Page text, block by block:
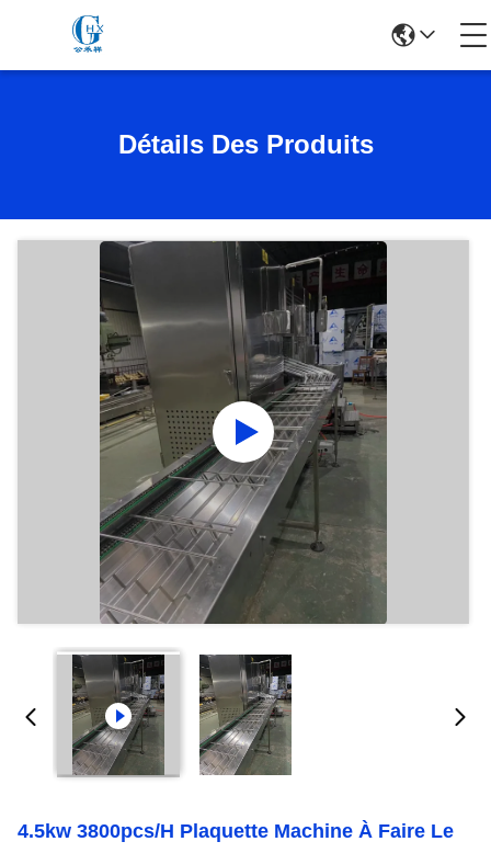
Détails Des Produits
4.5kw 3800pcs/H Plaquette Machine À Faire Le